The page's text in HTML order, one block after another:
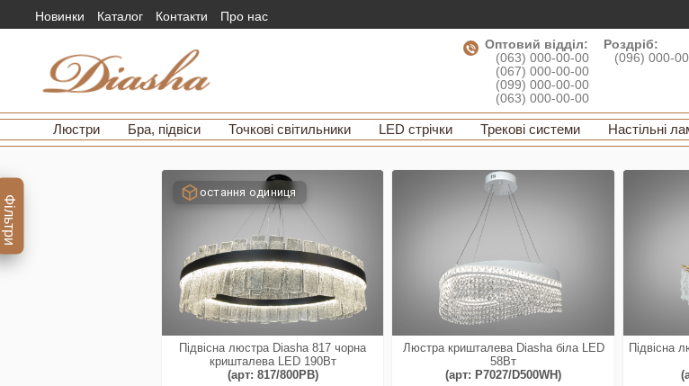
Новинки Каталог Контакти Про нас
Оптовий відділ:
(063) 000-00-00
(067) 000-00-00
(099) 000-00-00
(063) 000-00-00
Роздріб:
(096) 000-
Люстри Бра, підвіси Точкові світильники LED стрічки Трекові системи Настільні
Фільтри остання одиниця
Підвісна люстра Diasha 817 чорна
кришталева LED 190Вт
(арт: 817/800PB)
Люстра кришталева Diasha біла LED
58Вт
(арт: P7027/D500WH)
Підвісна